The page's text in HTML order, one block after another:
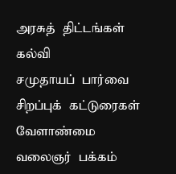
அரசுத் திட்டங்கள்
கல்வி
சமுதாயப் பார்வை
சிறப்புக் கட்டுரைகள்
வேளாண்மை
வலைஞர் பக்கம்